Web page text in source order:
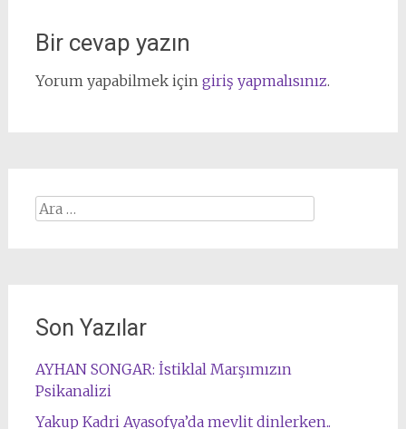
Bir cevap yazın
Yorum yapabilmek için giriş yapmalısınız.
Arama:
Son Yazılar
AYHAN SONGAR: İstiklal Marşımızın
Psikanalizi
Yakup Kadri Ayasofya’da mevlit dinlerken..